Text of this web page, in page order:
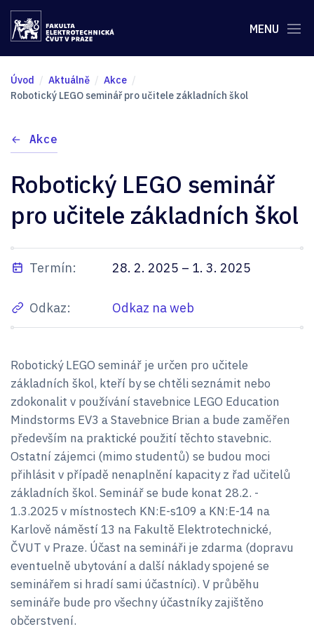
MENU
Úvod Aktuálně
Akce
Robotický LEGO seminář pro učitele základních škol
Akce
Robotický LEGO seminář
pro učitele základních škol
Termín: 28. 2. 2025 – 1. 3. 2025
Odkaz: Odkaz na web
Robotický LEGO seminář je určen pro učitele
základních škol, kteří by se chtěli seznámit nebo
zdokonalit v používání stavebnice LEGO Education
Mindstorms EV3 a Stavebnice Brian a bude zaměřen
především na praktické použití těchto stavebnic.
Ostatní zájemci (mimo studentů) se budou moci
přihlásit v případě nenaplnění kapacity z řad učitelů
základních škol. Seminář se bude konat 28.2. -
1.3.2025 v místnostech KN:E-s109 a KN:E-14 na
Karlově náměstí 13 na Fakultě Elektrotechnické,
ČVUT v Praze. Účast na semináři je zdarma (dopravu
eventuelně ubytování a další náklady spojené se
seminářem si hradí sami účastníci). V průběhu
semináře bude pro všechny účastníky zajištěno
občerstvení.